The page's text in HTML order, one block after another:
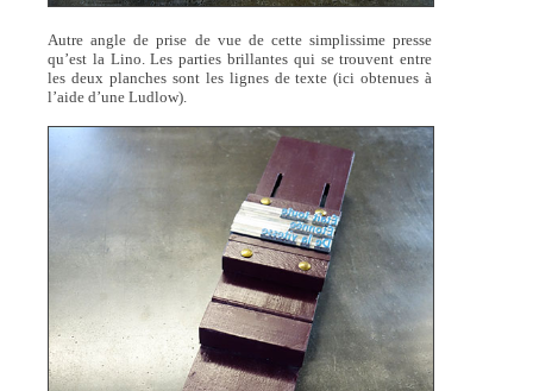
Autre angle de prise de vue de cette simplissime presse
qu’est la Lino. Les parties brillantes qui se trouvent entre
les deux planches sont les lignes de texte (ici obtenues à
l’aide d’une Ludlow).